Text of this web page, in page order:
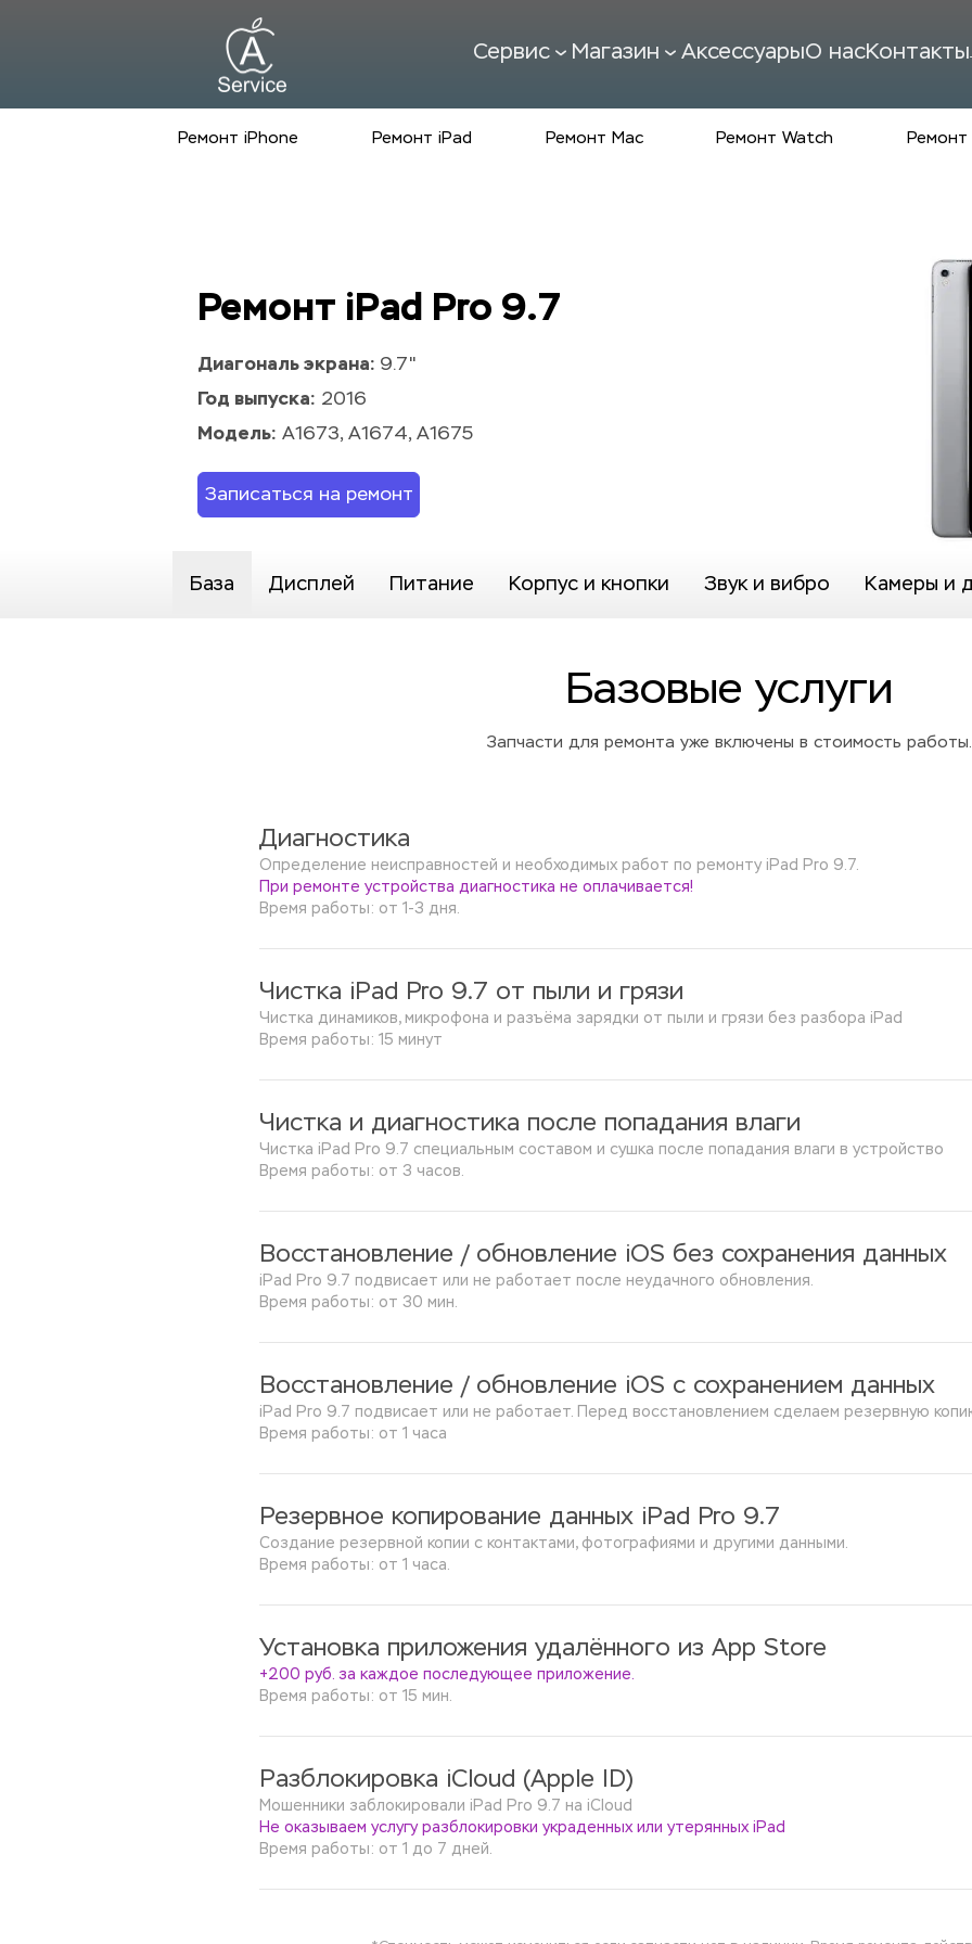
Сервис Магазин АксессуарыО насКонтакты
Ремонт iPhone Ремонт iPad Ремонт Mac Ремонт Watch Ремонт
Ремонт iPad Pro 9.7
Диагональ экрана: 9.7"
Год выпуска: 2016
Модель: A1673, A1674, A1675
Записаться на ремонт
База Дисплей Питание Корпус и кнопки Звук и вибро Камеры и
Базовые услуги
Запчасти для ремонта уже включены в стоимость работы.
Диагностика
Определение неисправностей и необходимых работ по ремонту iPad Pro 9.7.
При ремонте устройства диагностика не оплачивается!
Время работы: от 1-3 дня.
Чистка iPad Pro 9.7 от пыли и грязи
Чистка динамиков, микрофона и разъёма зарядки от пыли и грязи без разбора iPad
Время работы: 15 минут
Чистка и диагностика после попадания влаги
Чистка iPad Pro 9.7 специальным составом и сушка после попадания влаги в устройство
Время работы: от 3 часов.
Восстановление / обновление iOS без сохранения данных
iPad Pro 9.7 подвисает или не работает после неудачного обновления.
Время работы: от 30 мин.
Восстановление / обновление iOS с сохранением данных
iPad Pro 9.7 подвисает или не работает. Перед восстановлением сделаем резервную
Время работы: от 1 часа
Резервное копирование данных iPad Pro 9.7
Создание резервной копии с контактами, фотографиями и другими данными.
Время работы: от 1 часа.
Установка приложения удалённого из App Store
+200 руб. за каждое последующее приложение.
Время работы: от 15 мин.
Разблокировка iCloud (Apple ID)
Мошенники заблокировали iPad Pro 9.7 на iCloud
Не оказываем услугу разблокировки украденных или утерянных iPad
Время работы: от 1 до 7 дней.